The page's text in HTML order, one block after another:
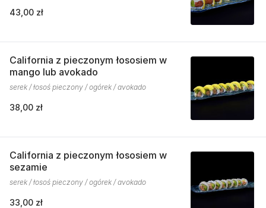
43,00 zł
California z pieczonym łososiem w
mango lub avokado
serek / łosoś pieczony / ogórek / avokado
38,00 zł
California z pieczonym łososiem w
sezamie
serek / łosoś pieczony / ogórek / avokado
33,00 zł